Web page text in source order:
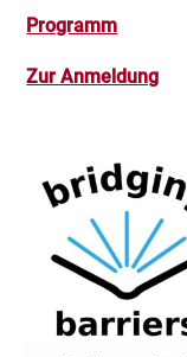
Programm
Zur Anmeldung